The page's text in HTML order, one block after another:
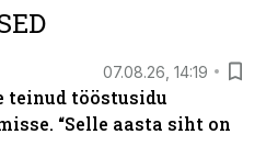
07.08.26, 14:19
teinud tööstusidu
“Selle aasta siht on